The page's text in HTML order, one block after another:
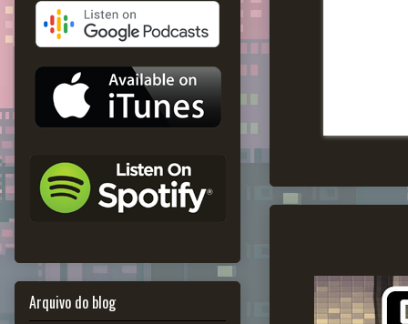
Arquivo do blog